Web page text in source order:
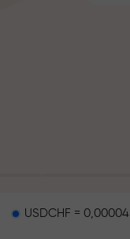
USDCHF = 0,00004